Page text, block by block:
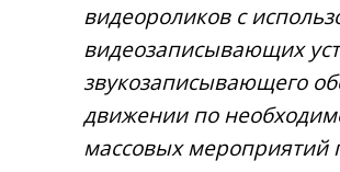
видеороликов с
видеозаписывающих
звукозаписывающего
движении по
массовых мероприятий